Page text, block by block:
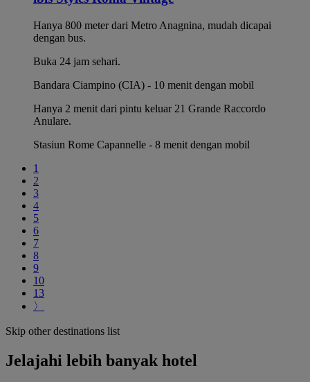
Hanya 800 meter dari Metro Anagnina, mudah dicapai
dengan bus.
Buka 24 jam sehari.
Bandara Ciampino (CIA) - 10 menit dengan mobil
Hanya 2 menit dari pintu keluar 21 Grande Raccordo
Anulare.
Stasiun Rome Capannelle - 8 menit dengan mobil
1
2
3
4
5
6
7
8
9
10
13
〉
Skip other destinations list
Jelajahi lebih banyak hotel